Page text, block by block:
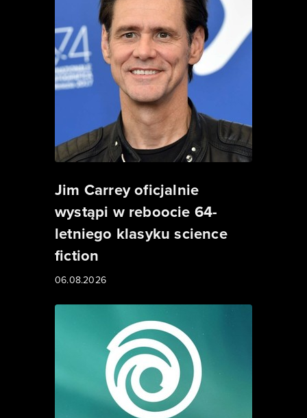
Jim Carrey oficjalnie
wystąpi w reboocie 64-
letniego klasyku science
fiction
06.08.2026